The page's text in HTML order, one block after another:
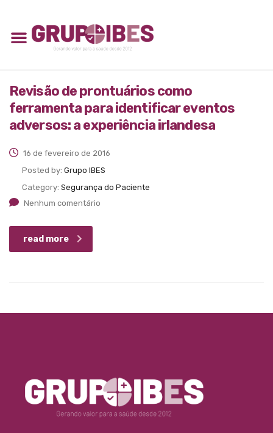
Revisão de prontuários como
ferramenta para identificar eventos
adversos: a experiência irlandesa
16 de fevereiro de 2016
Posted by: Grupo IBES
Category: Segurança do Paciente
Nenhum comentário
read more